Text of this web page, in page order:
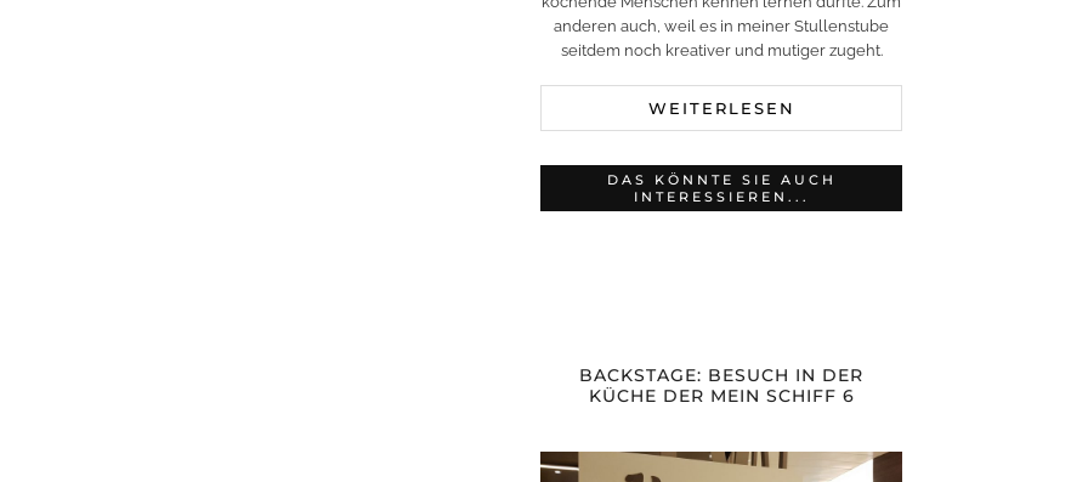
anderen auch, weil es in meiner Stullenstube
seitdem noch kreativer und mutiger zugeht.
WEITERLESEN
DAS KÖNNTE SIE AUCH
INTERESSIEREN...
BACKSTAGE: BESUCH IN DER
KÜCHE DER MEIN SCHIFF 6